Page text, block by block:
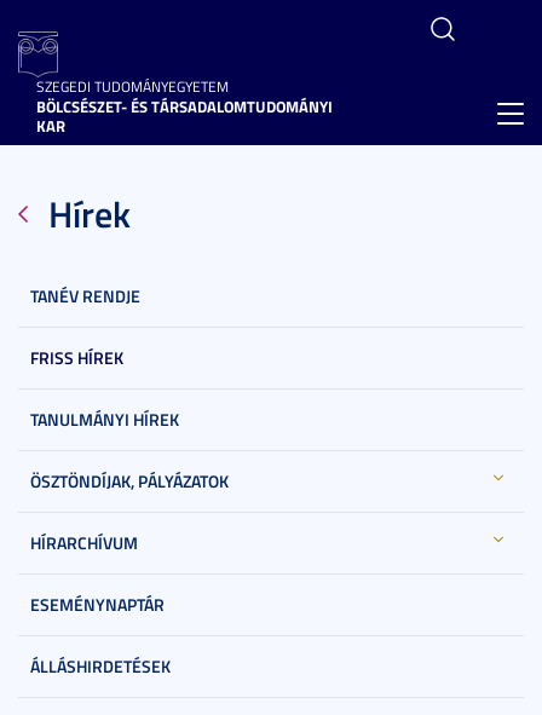
SZEGEDI TUDOMÁNYEGYETEM
BÖLCSÉSZET- ÉS TÁRSADALOMTUDOMÁNYI
KAR
Hírek
TANÉV RENDJE
FRISS HÍREK
TANULMÁNYI HÍREK
ÖSZTÖNDÍJAK, PÁLYÁZATOK
HÍRARCHÍVUM
ESEMÉNYNAPTÁR
ÁLLÁSHIRDETÉSEK